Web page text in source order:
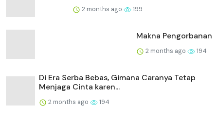
2 months ago 199
Makna Pengorbanan
2 months ago 194
Di Era Serba Bebas, Gimana Caranya Tetap
Menjaga Cinta karen...
2 months ago 194